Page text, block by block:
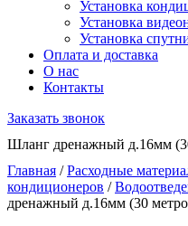
Установка
Установка
Установка
Оплата и доставка
О нас
Контакты
Заказать звонок
Шланг дренажный д.16мм
Главная /Расходные
кондиционеров /
дренажный д.16мм (30